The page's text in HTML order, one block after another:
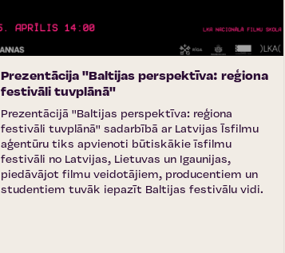
Prezentācija ''Baltijas perspektīva: reģiona
festivāli tuvplānā''
Prezentācijā ''Baltijas perspektīva: reģiona
festivāli tuvplānā'' sadarbībā ar Latvijas Īsfilmu
aģentūru tiks apvienoti būtiskākie īsfilmu
festivāli no Latvijas, Lietuvas un Igaunijas,
piedāvājot filmu veidotājiem, producentiem un
studentiem tuvāk iepazīt Baltijas festivālu vidi.